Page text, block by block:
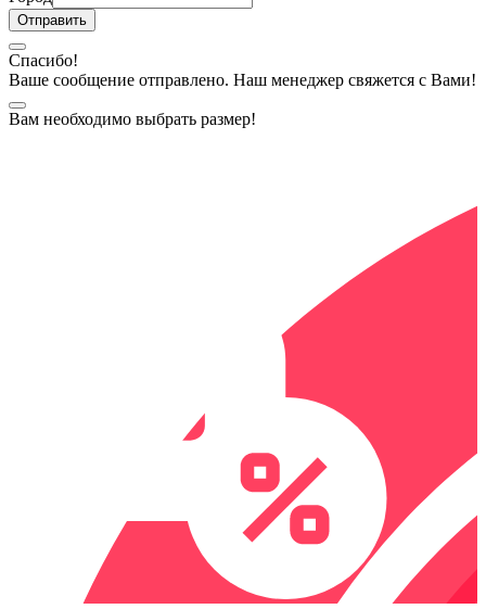
Спасибо!
Ваше сообщение отправлено. Наш менеджер свяжется с Вами!
Вам необходимо выбрать размер!